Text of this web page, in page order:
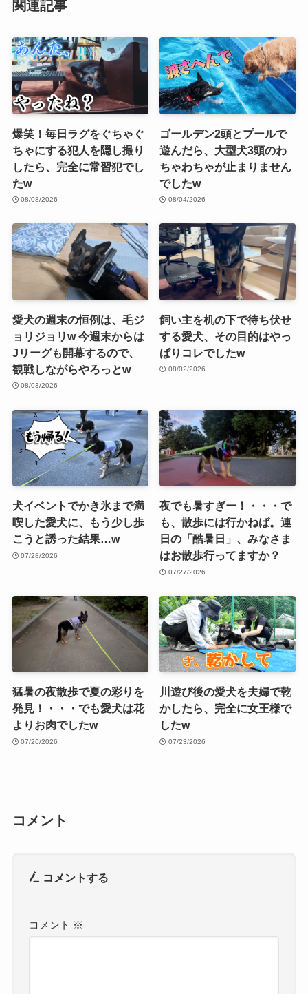
関連記事
爆笑！毎日ラグをぐちゃぐ
ちゃにする犯人を隠し撮り
したら、完全に常習犯でし
たw
08/08/2026
ゴールデン2頭とプールで
遊んだら、大型犬3頭のわ
ちゃわちゃが止まりません
でしたw
08/04/2026
愛犬の週末の恒例は、毛ジ
ョリジョリw 今週末からは
Jリーグも開幕するので、
観戦しながらやろっとw
08/03/2026
飼い主を机の下で待ち伏せ
する愛犬、その目的はやっ
ぱりコレでしたw
08/02/2026
犬イベントでかき氷まで満
喫した愛犬に、もう少し歩
こうと誘った結果…w
07/28/2026
夜でも暑すぎー！・・・で
も、散歩には行かねば。連
日の「酷暑日」、みなさま
はお散歩行ってますか？
07/27/2026
猛暑の夜散歩で夏の彩りを
発見！・・・でも愛犬は花
よりお肉でしたw
07/26/2026
川遊び後の愛犬を夫婦で乾
かしたら、完全に女王様で
したw
07/23/2026
コメント
コメントする
コメント ※